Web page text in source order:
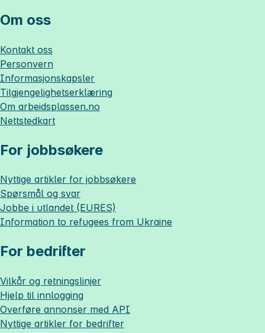
Om oss
Kontakt oss
Personvern
Informasjonskapsler
Tilgjengelighetserklæring
Om arbeidsplassen.no
Nettstedkart
For jobbsøkere
Nyttige artikler for jobbsøkere
Spørsmål og svar
Jobbe i utlandet (EURES)
Information to refugees from Ukraine
For bedrifter
Vilkår og retningslinjer
Hjelp til innlogging
Overføre annonser med API
Nyttige artikler for bedrifter